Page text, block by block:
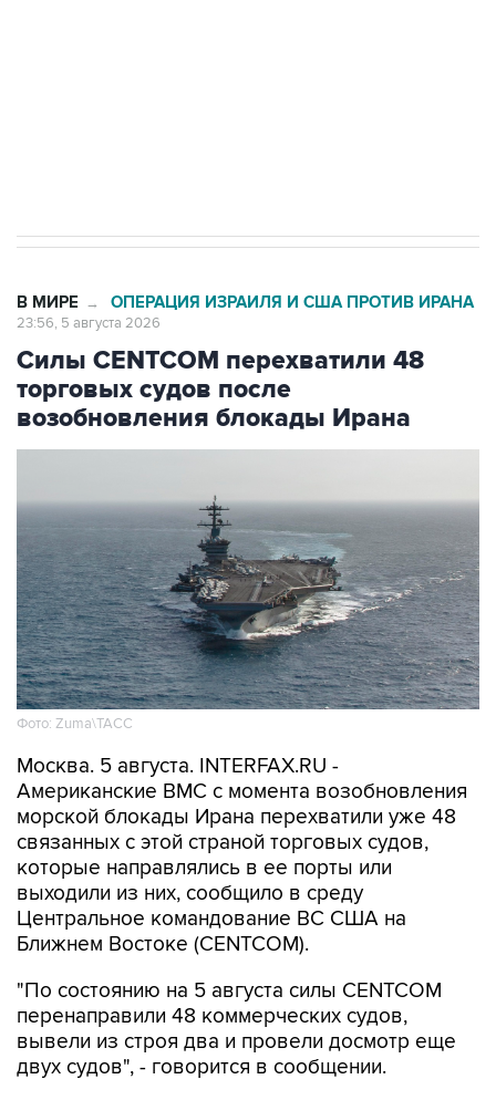
В МИРЕ → ОПЕРАЦИЯ ИЗРАИЛЯ И США ПРОТИВ ИРАНА
23:56, 5 августа 2026
Силы CENTCOM перехватили 48
торговых судов после
возобновления блокады Ирана
Фото: Zuma\ТАСС
Москва. 5 августа. INTERFAX.RU -
Американские ВМС с момента возобновления
морской блокады Ирана перехватили уже 48
связанных с этой страной торговых судов,
которые направлялись в ее порты или
выходили из них, сообщило в среду
Центральное командование ВС США на
Ближнем Востоке (CENTCOM).
"По состоянию на 5 августа силы CENTCOM
перенаправили 48 коммерческих судов,
вывели из строя два и провели досмотр еще
двух судов", - говорится в сообщении.